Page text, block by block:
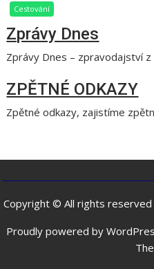
Cestování
Zprávy Dnes
Zprávy Dnes – zpravodajství
ZPĚTNÉ ODKAZY
Zpětné odkazy, zajistíme
Copyright © All rights reserved
Proudly powered by